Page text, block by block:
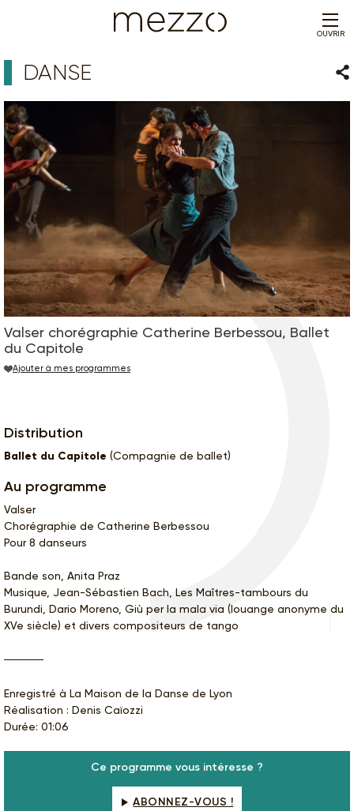
OUVRIR
DANSE
Valser chorégraphie Catherine Berbessou, Ballet
du Capitole
Ajouter à mes programmes
Distribution
Ballet du Capitole (Compagnie de ballet)
Au programme
Valser
Chorégraphie de Catherine Berbessou
Pour 8 danseurs
Bande son, Anita Praz
Musique, Jean-Sébastien Bach, Les Maîtres-tambours du
Burundi, Dario Moreno, Giù per la mala via (louange anonyme du
XVe siècle) et divers compositeurs de tango
Enregistré à La Maison de la Danse de Lyon
Réalisation : Denis Caïozzi
Durée: 01:06
Ce programme vous intéresse ?
ABONNEZ-VOUS !